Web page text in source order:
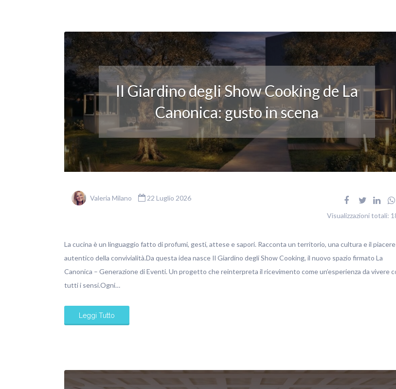
Il Giardino degli Show Cooking de La
Canonica: gusto in scena
Valeria Milano 22 Luglio 2026
Visualizzazioni totali:
La cucina è un linguaggio fatto di profumi, gesti, attese e sapori. Racconta un territorio, una cultura e il piacere
autentico della convivialità.Da questa idea nasce Il Giardino degli Show Cooking, il nuovo spazio firmato La
Canonica – Generazione di Eventi. Un progetto che reinterpreta il ricevimento come un’esperienza da vivere
tutti i sensi.Ogni…
Leggi Tutto